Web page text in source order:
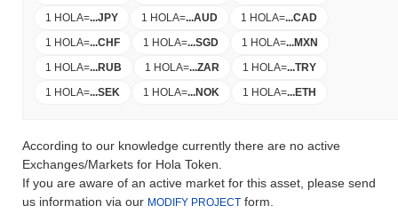
1 HOLA=...JPY 1 HOLA=...AUD 1 HOLA=...CAD
1 HOLA=...CHF 1 HOLA=...SGD 1 HOLA=...MXN
1 HOLA=...RUB 1 HOLA=...ZAR 1 HOLA=...TRY
1 HOLA=...SEK 1 HOLA=...NOK 1 HOLA=...ETH
According to our knowledge currently there are no active
Exchanges/Markets for Hola Token.
If you are aware of an active market for this asset, please send
us information via our MODIFY PROJECT form.